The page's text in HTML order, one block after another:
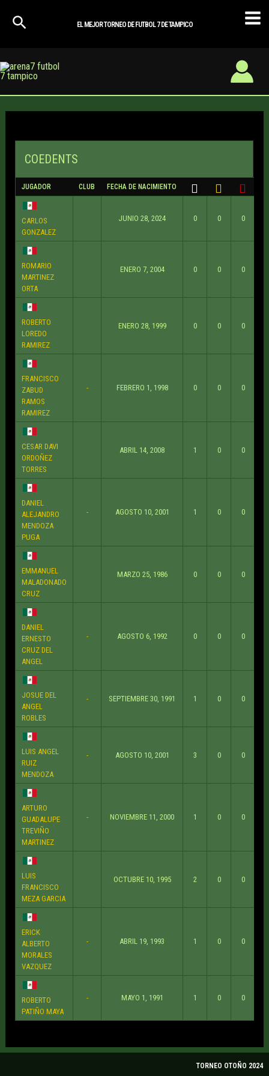
EL MEJOR TORNEO DE FUTBOL 7 DE TAMPICO
COEDENTS
JUGADOR CLUB FECHA DE NACIMIENTO
CARLOS
GONZALEZ
JUNIO 28, 2024 0 0 0
ROMARIO
MARTINEZ
ORTA
ENERO 7, 2004 0 0 0
ROBERTO
LOREDO
RAMIREZ
ENERO 28, 1999 0 0 0
FRANCISCO
ZABUD
RAMOS
RAMIREZ
- FEBRERO 1, 1998 0 0 0
CESAR DAVI
ORDOÑEZ
TORRES
ABRIL 14, 2008 1 0 0
DANIEL
ALEJANDRO
MENDOZA
PUGA
- AGOSTO 10, 2001 1 0 0
EMMANUEL
MALADONADO
CRUZ
MARZO 25, 1986 0 0 0
DANIEL
ERNESTO
CRUZ DEL
ANGEL
- AGOSTO 6, 1992 0 0 0
JOSUE DEL
ANGEL
ROBLES
- SEPTIEMBRE 30, 1991 1 0 0
LUIS ANGEL
RUIZ
MENDOZA
- AGOSTO 10, 2001 3 0 0
ARTURO
GUADALUPE
TREVIÑO
MARTINEZ
- NOVIEMBRE 11, 2000 1 0 0
LUIS
FRANCISCO
MEZA GARCIA
OCTUBRE 10, 1995 2 0 0
ERICK
ALBERTO
MORALES
VAZQUEZ
- ABRIL 19, 1993 1 0 0
ROBERTO
PATIÑO MAYA
- MAYO 1, 1991 1 0 0
TORNEO OTOÑO 2024